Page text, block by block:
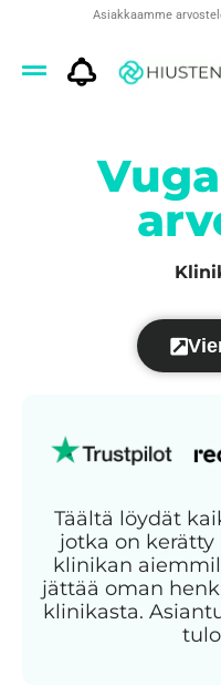
Asiakkaamme
Täältä löydät
jotka on
klinikan
jättää oman
klinikasta.